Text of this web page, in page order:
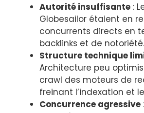
Autorité insuffisante :
Globesailor étaient en
concurrents directs en
backlinks et de notoriété.
Structure technique
Architecture peu
crawl des moteurs de
freinant l’indexation et
Concurrence agressive